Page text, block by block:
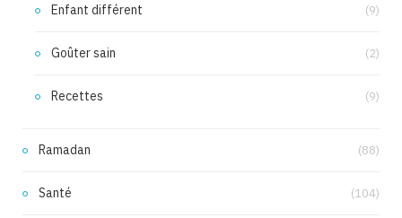
Enfant différent (9)
Goûter sain (2)
Recettes (9)
Ramadan (88)
Santé (104)